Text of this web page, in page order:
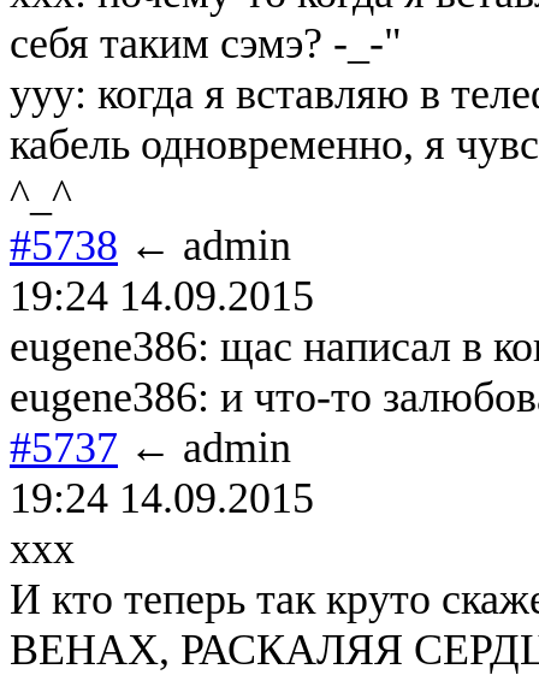
себя таким сэмэ? -_-"
ууу: когда я вставляю в
кабель одновременно, я
^_^
#5738 ← admin
19:24 14.09.2015
eugene386: щас написал в
eugene386: и что-то
#5737 ← admin
19:24 14.09.2015
xxx
И кто теперь так круто
ВЕНАХ, РАСКАЛЯЯ